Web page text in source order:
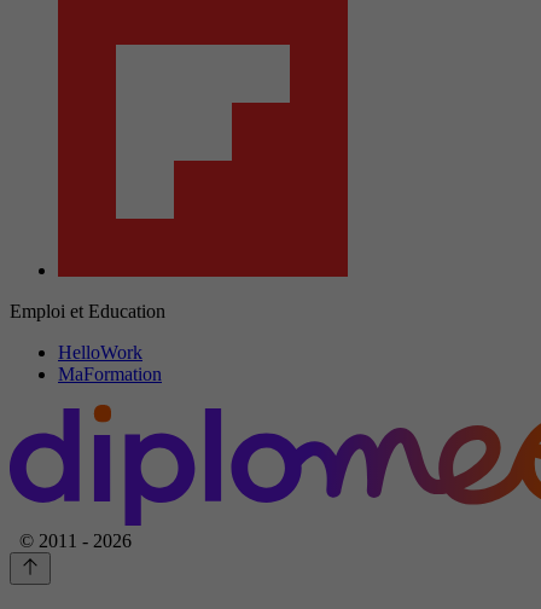
Emploi et Education
HelloWork
MaFormation
© 2011 - 2026